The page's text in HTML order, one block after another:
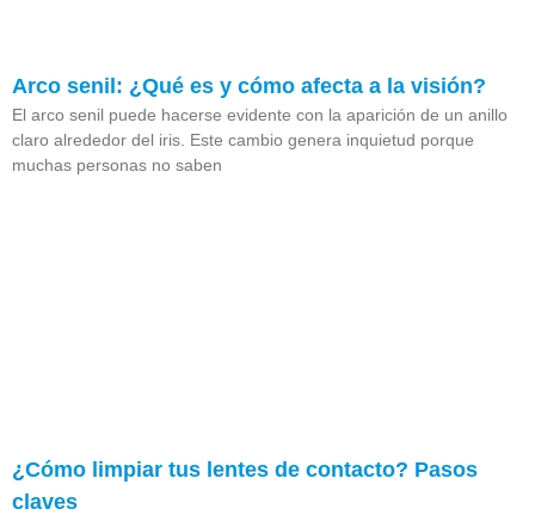
Arco senil: ¿Qué es y cómo afecta a la visión?
El arco senil puede hacerse evidente con la aparición de un anillo
claro alrededor del iris. Este cambio genera inquietud porque
muchas personas no saben
¿Cómo limpiar tus lentes de contacto? Pasos
claves